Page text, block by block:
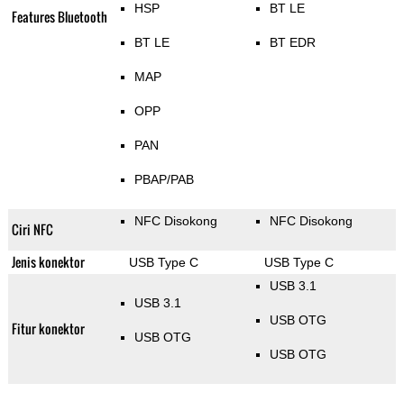
Features Bluetooth HSP
BT LE
MAP
OPP
PAN
PBAP/PAB
BT LE
BT EDR
Ciri NFC NFC Disokong NFC Disokong
Jenis konektor USB Type C USB Type C
Fitur konektor
USB 3.1
USB OTG
USB 3.1
USB OTG
USB OTG